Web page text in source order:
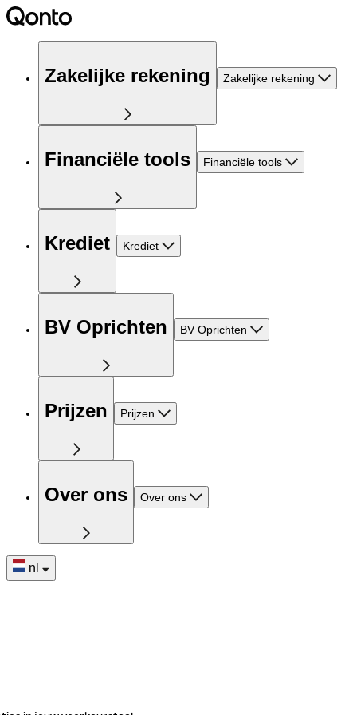
Zakelijke rekening Zakelijke rekening
Financiële tools Financiële tools
Krediet Krediet
BV Oprichten BV Oprichten
Prijzen Prijzen
Over ons Over ons
nl